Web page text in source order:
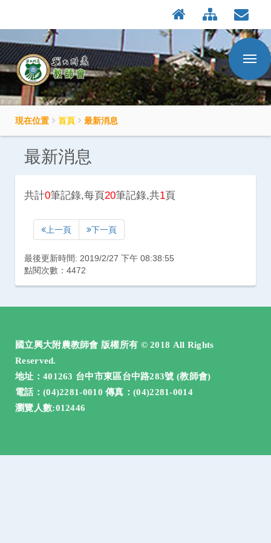
到
主
要
內
區
現在位置 首頁 最新消息
最新消息
共計0筆記錄,每頁20筆記錄,共1頁
上一頁 下一頁
最後更新時間: 2019/2/27 下午 08:38:55
點閱次數：4472
國立興大附農教師會 版權所有 © 2018 All Rights
Reserved.
地址：401263 台中市東區台中路283號 (教師會)
電話：(04)2281-0010 傳真：(04)2281-0014
瀏覽人數:012446